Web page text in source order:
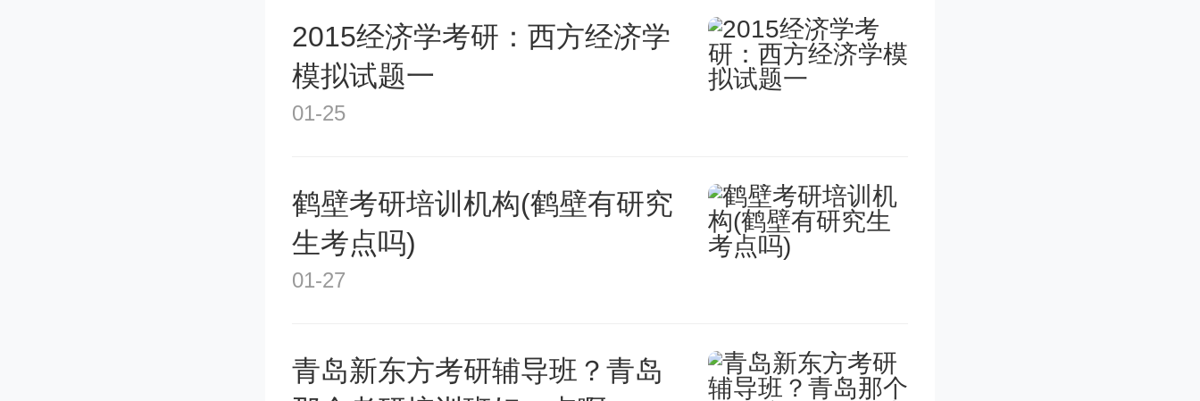
说，如果你能捡漏到ic，也算你本事，就别犹
豫，果断入读就行。这学校抬头就很有用，你看
理吧？
除了控比例，IC还有个最大的难点在于要面试，
优势，毕竟语言方面不慌。另外对于那些有真东
2015经济学考研：西方经济学
模拟试题一
01-25
鹤壁考研培训机构(鹤壁有研究
生考点吗)
01-27
青岛新东方考研辅导班？青岛